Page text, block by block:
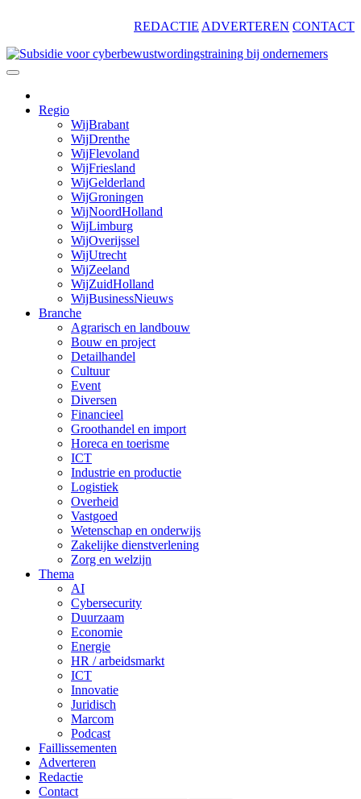
REDACTIE ADVERTEREN CONTACT
Regio
WijBrabant
WijDrenthe
WijFlevoland
WijFriesland
WijGelderland
WijGroningen
WijNoordHolland
WijLimburg
WijOverijssel
WijUtrecht
WijZeeland
WijZuidHolland
WijBusinessNieuws
Branche
Agrarisch en landbouw
Bouw en project
Detailhandel
Cultuur
Event
Diversen
Financieel
Groothandel en import
Horeca en toerisme
ICT
Industrie en productie
Logistiek
Overheid
Vastgoed
Wetenschap en onderwijs
Zakelijke dienstverlening
Zorg en welzijn
Thema
AI
Cybersecurity
Duurzaam
Economie
Energie
HR / arbeidsmarkt
ICT
Innovatie
Juridisch
Marcom
Podcast
Faillissementen
Adverteren
Redactie
Contact